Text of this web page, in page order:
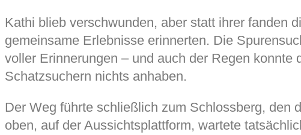
Kathi blieb verschwunden, aber statt ihrer fanden
gemeinsame Erlebnisse erinnerten. Die
voller Erinnerungen – und auch der Regen konnte
Schatzsuchern nichts anhaben.
Der Weg führte schließlich zum Schlossberg, den
oben, auf der Aussichtsplattform, wartete